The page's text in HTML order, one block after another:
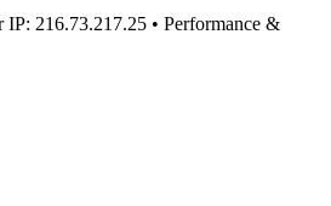
IP: 216.73.217.25 • Performance &